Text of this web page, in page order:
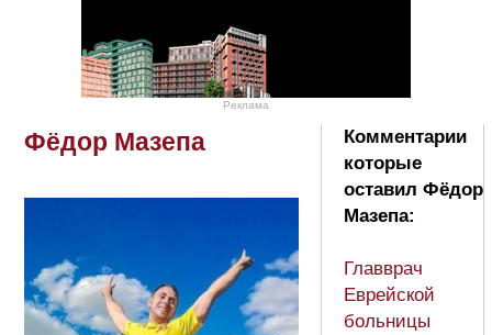
Реклама
Фёдор Мазепа
Комментарии
которые
оставил Фёдор
Мазепа:
Главврач
Еврейской
больницы